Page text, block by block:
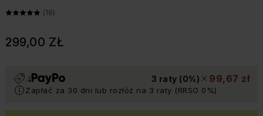
ŚREDNIA OCENA: 4.8 Z 5, LICZBA OPINII: 18
(18)
299,00 ZŁ
3 raty (0%) 99,67 zł
Zapłać za 30 dni lub rozłóż na 3 raty (RRSO 0%)